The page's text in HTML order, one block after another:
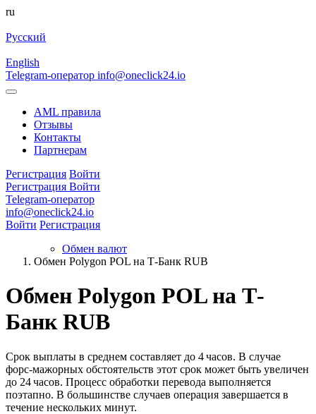
ru
Русский
English
Telegram-оператор info@oneclick24.io
AML правила
Отзывы
Контакты
Партнерам
Регистрация Войти
Регистрация Войти
Telegram-оператор
info@oneclick24.io
Войти Регистрация
Обмен валют
Обмен Polygon POL на Т-Банк RUB
Обмен Polygon POL на Т-
Банк RUB
Срок выплаты в среднем составляет до 4 часов. В случае
форс‑мажорных обстоятельств этот срок может быть увеличен
до 24 часов. Процесс обработки перевода выполняется
поэтапно. В большинстве случаев операция завершается в
течение нескольких минут.